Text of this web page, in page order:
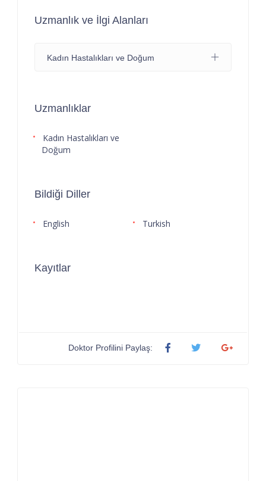
Uzmanlık ve İlgi Alanları
Kadın Hastalıkları ve Doğum
Uzmanlıklar
Kadın Hastalıkları ve
Doğum
Bildiği Diller
English Turkish
Kayıtlar
Doktor Profilini Paylaş: